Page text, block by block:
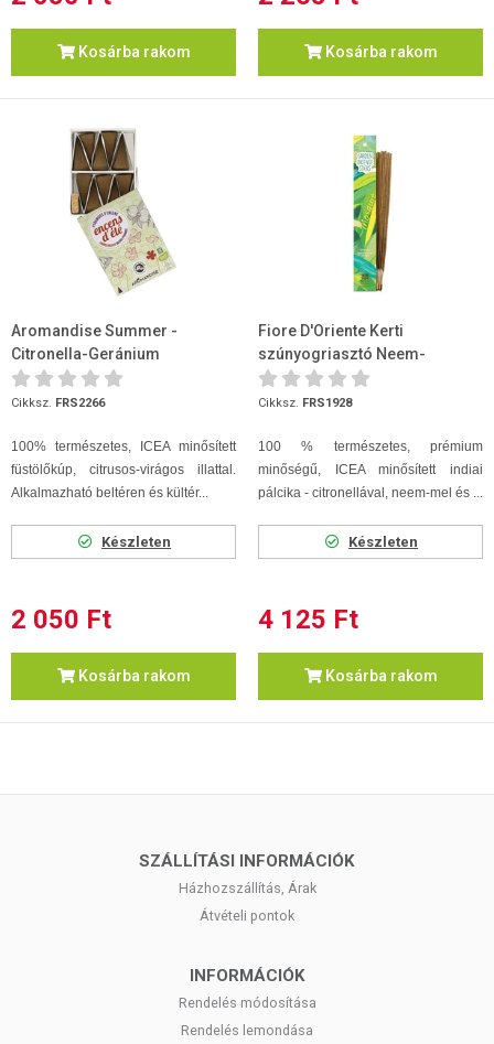
Kosárba rakom Kosárba rakom
Aromandise Summer -
Citronella-Geránium
füstölőkúp 10 db + tartó
Cikksz. FRS2266
100% természetes, ICEA minősített
füstölőkúp, citrusos-virágos illattal.
Alkalmazható beltéren és kültér...
Készleten
2 050 Ft
Kosárba rakom
Fiore D'Oriente Kerti
szúnyogriasztó Neem-
citronella Garden 40cm 10db...
Cikksz. FRS1928
100 % természetes, prémium
minőségű, ICEA minősített indiai
pálcika - citronellával, neem-mel és ...
Készleten
4 125 Ft
Kosárba rakom
SZÁLLÍTÁSI INFORMÁCIÓK
Házhozszállítás, Árak
Átvételi pontok
INFORMÁCIÓK
Rendelés módosítása
Rendelés lemondása